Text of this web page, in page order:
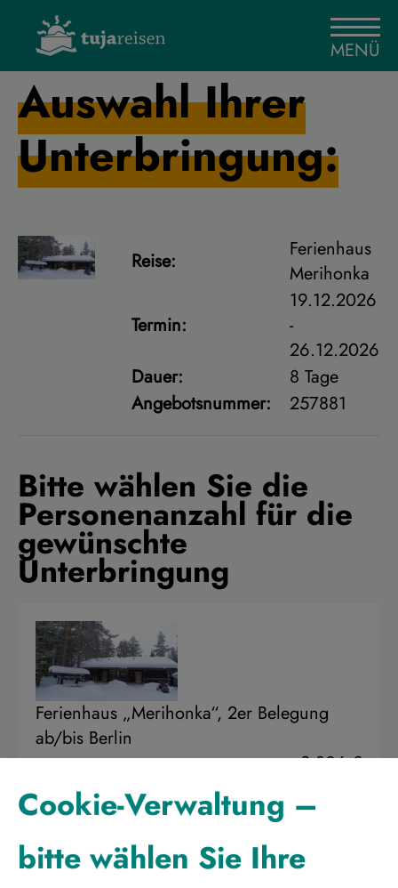
MENÜ
Auswahl Ihrer
Unterbringung:
Reise:
Ferienhaus
Merihonka
Termin:
19.12.2026
-
26.12.2026
Dauer:
8 Tage
Angebotsnummer:
257881
Bitte wählen Sie die
Personenanzahl für die
gewünschte
Unterbringung
Ferienhaus „Merihonka“, 2er Belegung
ab/bis Berlin
2.806 €
Ferienhaus „Merihonka“, 3er Belegung
ab/bis Berlin
Cookie-Verwaltung –
bitte wählen Sie Ihre